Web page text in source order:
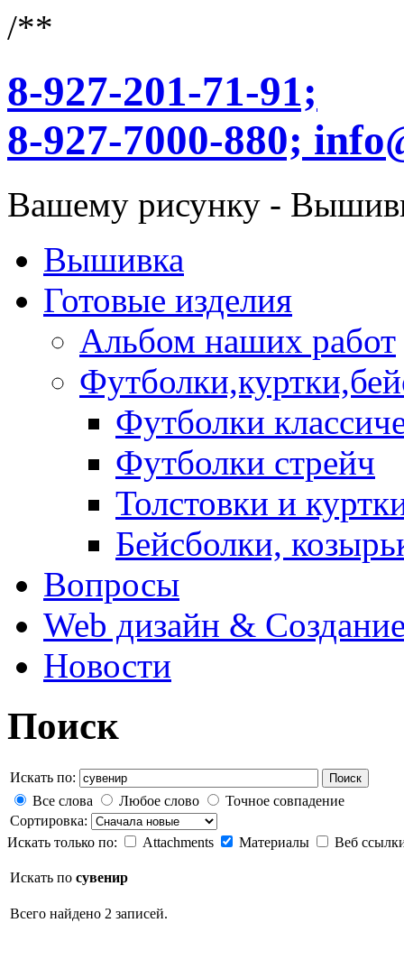
/**
8-927-201-71-91;
8-927-7000-880;
Вашему рисунку -
Вышивка
Готовые изделия
Альбом наших работ
Футболки
Футболки стрейч
Толстовки и
Бейсболки,
Вопросы
Web дизайн &
Новости
Поиск
Искать по: Поиск
Все слова Любое слово
Точное совпадение
Сортировка:
Искать только по:
Attachments Материалы Веб
Искать по сувенир
Всего найдено 2 записей.